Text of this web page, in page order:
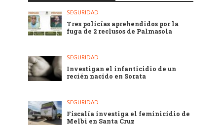
SEGURIDAD
Tres policías aprehendidos por la
fuga de 2 reclusos de Palmasola
SEGURIDAD
Investigan el infanticidio de un
recién nacido en Sorata
SEGURIDAD
Fiscalía investiga el feminicidio de
Melbi en Santa Cruz